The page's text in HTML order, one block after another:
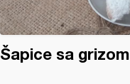
Šapice sa grizom